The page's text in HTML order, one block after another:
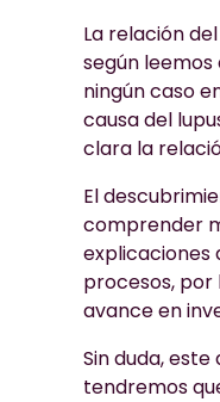
La relación
según
ningún caso
causa del
clara la
El
comprender
explicaciones
procesos, por
avance en
Sin duda,
tendremos